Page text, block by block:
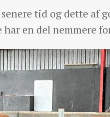
tid og dette af
en del nemmere